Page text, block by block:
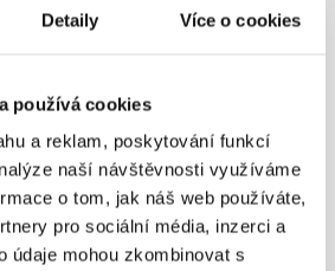
Detaily Více o cookies
používá cookies
a reklam, poskytování funkcí
naší návštěvnosti využíváme
o tom, jak náš web používáte,
pro sociální média, inzerci a
údaje mohou zkombinovat s
Důchodový věk